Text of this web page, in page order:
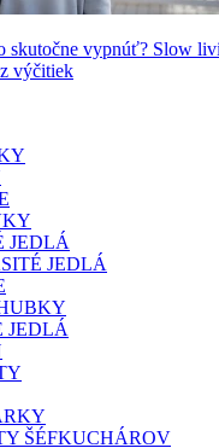
skutočne vypnúť? Slow
výčitiek
JEDLÁ
JEDLÁ
JEDLÁ
ŠÉFKUCHÁROV